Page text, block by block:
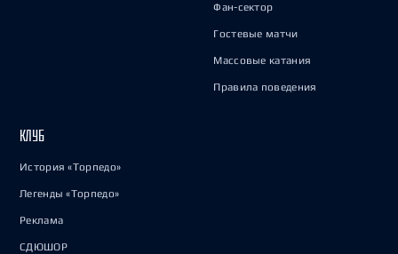
Фан-сектор
Гостевые матчи
Массовые катания
Правила поведения
КЛУБ
История «Торпедо»
Легенды «Торпедо»
Реклама
СДЮШОР